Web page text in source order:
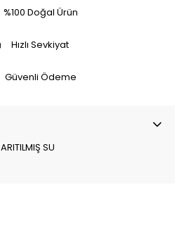
%100 Doğal Ürün
Hızlı Sevkiyat
Güvenli Ödeme
SU